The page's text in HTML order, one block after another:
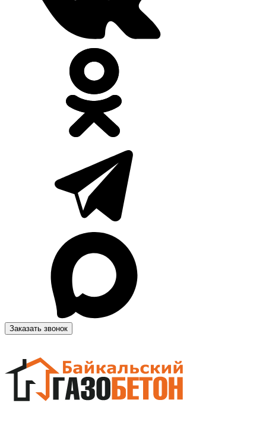
Заказать звонок